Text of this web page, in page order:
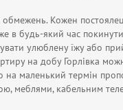
обмежень. Кожен
в будь-який час
улюблену їжу або
на добу Горлівка
на маленький термін
меблями, кабельним